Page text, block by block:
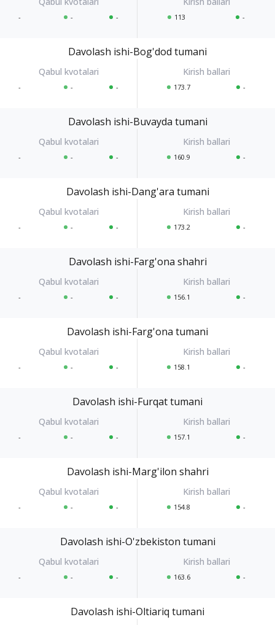
- - - 113 -
Davolash ishi-Bog'dod tumani
- - - 173.7 -
Davolash ishi-Buvayda tumani
- - - 160.9 -
Davolash ishi-Dang'ara tumani
- - - 173.2 -
Davolash ishi-Farg'ona shahri
- - - 156.1 -
Davolash ishi-Farg'ona tumani
- - - 158.1 -
Davolash ishi-Furqat tumani
- - - 157.1 -
Davolash ishi-Marg'ilon shahri
- - - 154.8 -
Davolash ishi-O'zbekiston tumani
- - - 163.6 -
Davolash ishi-Oltiariq tumani